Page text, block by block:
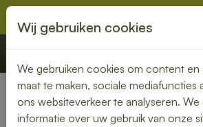
€ 0,00 Offerte
Nederland» Duizel
Wij gebruiken cookies
We gebruiken cookies om content en
maat te maken, sociale mediafuncties
ons websiteverkeer te analyseren.
informatie over uw gebruik van onze